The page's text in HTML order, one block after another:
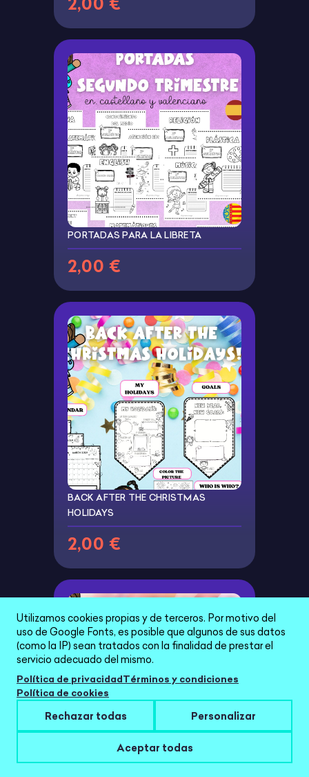
PORTADAS PARA LA LIBRETA
2,00 €
BACK AFTER THE CHRISTMAS
HOLIDAYS
2,00 €
Utilizamos cookies propias y de terceros. Por motivo del
uso de Google Fonts, es posible que algunos de sus datos
(como la IP) sean tratados con la finalidad de prestar el
servicio adecuado del mismo.
Política de privacidadTérminos y condiciones
Política de cookies
Rechazar todas Personalizar
Aceptar todas